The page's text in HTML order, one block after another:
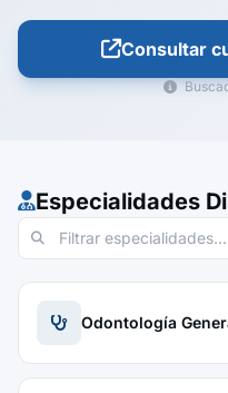
Consultar
Especialidades
Odontología